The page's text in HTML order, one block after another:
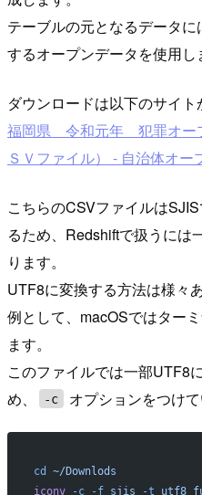
テーブルの元となるデータ
するオープンデータを使用し
ダウンロードは以下のサイト
福岡県 令和元年 犯罪オー
ＳＶファイル） - 自治体オ
こちらのCSVファイルは
るため、Redshiftで扱うには
ります。
UTF8に変換する方法は様々あ
例として、macOSではター
ます。
このファイルでは一部UTF8
め、
-c オプションをつけて
cd
~/Downlods
iconv -c -f sjis -t utf8